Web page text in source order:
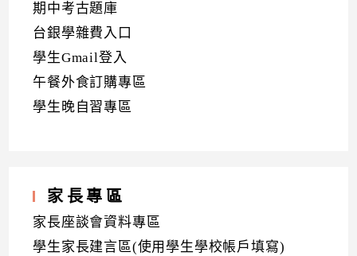
期中考古題庫
台銀學雜費入口
學生Gmail登入
午餐外食訂購專區
學生晚自習專區
家長專區
家長座談會資料專區
學生家長建言區(使用學生學校帳戶填寫)